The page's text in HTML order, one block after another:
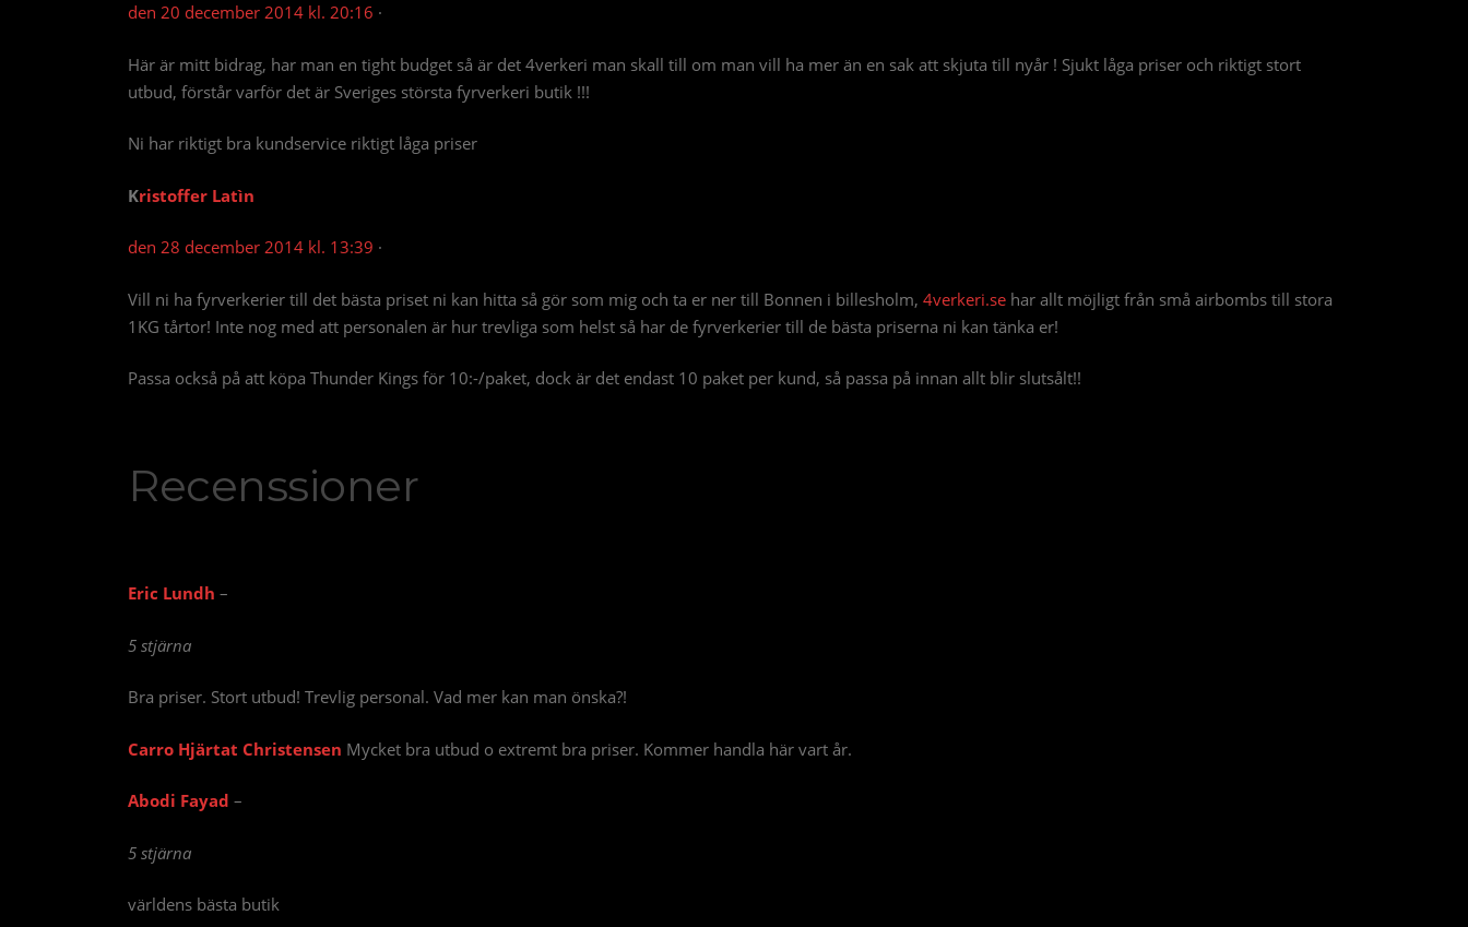
den 20 december 2014 kl. 20:16 ·
Här är mitt bidrag, har man en tight budget så är det 4verkeri man skall till om man vill ha mer än en sak att skjuta till nyår ! Sjukt låga priser och riktigt stort
utbud, förstår varför det är Sveriges största fyrverkeri butik !!!
Ni har riktigt bra kundservice riktigt låga priser
Kristoffer Latìn
den 28 december 2014 kl. 13:39 ·
Vill ni ha fyrverkerier till det bästa priset ni kan hitta så gör som mig och ta er ner till Bonnen i billesholm, 4verkeri.se har allt möjligt från små airbombs till stora
1KG tårtor! Inte nog med att personalen är hur trevliga som helst så har de fyrverkerier till de bästa priserna ni kan tänka er!
Passa också på att köpa Thunder Kings för 10:-/paket, dock är det endast 10 paket per kund, så passa på innan allt blir slutsålt!!
Recenssioner
Eric Lundh –
5 stjärna
Bra priser. Stort utbud! Trevlig personal. Vad mer kan man önska?!
Carro Hjärtat Christensen Mycket bra utbud o extremt bra priser. Kommer handla här vart år.
Abodi Fayad –
5 stjärna
världens bästa butik